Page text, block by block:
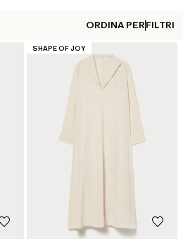
ORDINA PERFILTRI
CATEGORIA:
SHAPE OF JOY